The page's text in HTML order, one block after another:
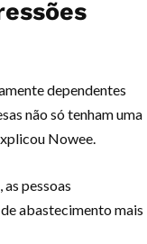
dependentes
não só tenham uma
Nowee.
pessoas
abastecimento mais